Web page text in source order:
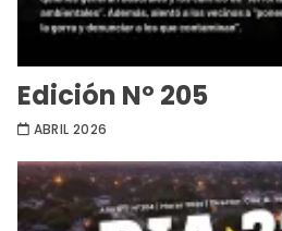
Edición Nº 205
ABRIL 2026